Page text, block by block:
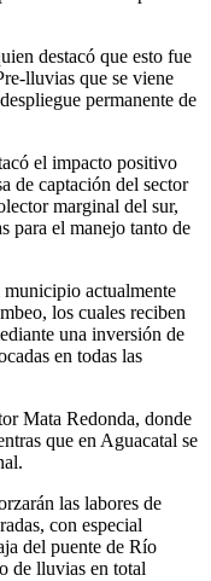
destacó que esto fue
lluvias que se viene
permanente de
el impacto positivo
de captación del sector
marginal del sur,
para el manejo tanto de
actualmente
los cuales reciben
una inversión de
en todas las
Mata Redonda, donde
que en Aguacatal se
las labores de
con especial
del puente de Río
de lluvias en total